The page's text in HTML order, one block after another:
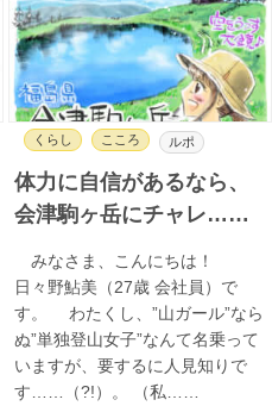
くらし こころ ルポ
体力に自信があるなら、
会津駒ヶ岳にチャレ……
みなさま、こんにちは！
日々野鮎美（27歳 会社員）で
す。 わたくし、”山ガール”なら
ぬ”単独登山女子”なんて名乗って
いますが、要するに人見知りで
す……（?!）。 （私……